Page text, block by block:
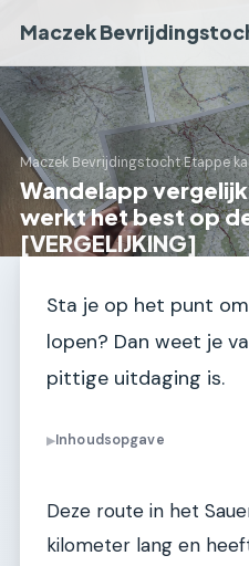
Maczek
Maczek Bevrijdingstocht›Etappe
Wandelapp
werkt het best op
[VERGELIJKING]
Sta je op het punt
lopen? Dan weet je
pittige uitdaging is.
▶Inhoudsopgave
Deze route in het
kilometer lang en